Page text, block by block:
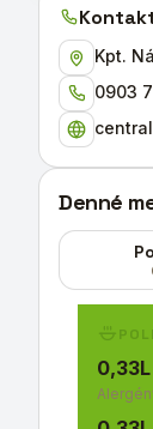
Kpt.
0903
Denné